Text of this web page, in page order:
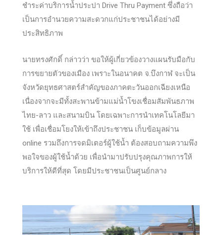
ชำระค่าบริการน้ำประปา Drive Thru Payment ซึ่งถือว่า
เป็นการอำนวยความสะดวกแก่ประชาชนได้อย่างมี
ประสิทธิภาพ
นายทรงศักดิ์ กล่าวว่า ขอให้ผู้เกี่ยวข้องวางแผนรับมือกับ
การขยายตัวของเมือง เพราะในอนาคต จ.บึงกาฬ จะเป็น
จังหวัดยุทธศาสตร์สำคัญของภาคตะวันออกเฉียงเหนือ
เนื่องจากจะมีทั้งสะพานข้ามแม่น้ำโขงเชื่อมสัมพันธภาพ
ไทย-ลาว และสนามบิน โดยเฉพาะการนำเทคโนโลยีมา
ใช้ เพื่อเชื่อมโยงให้เข้าถึงประชาชน เก็บข้อมูลผ่าน
online รวมถึงการจดมิเตอร์ผู้ใช้น้ำ ต้องสอบถามความพึง
พอใจของผู้ใช้น้ำด้วย เพื่อนำมาปรับปรุงคุณภาพการให้
บริการให้ดีที่สุด โดยมีประชาชนเป็นศูนย์กลาง